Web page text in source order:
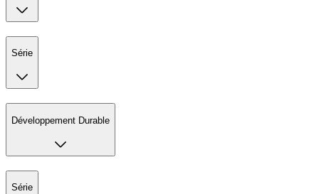
Série
Développement Durable
Série